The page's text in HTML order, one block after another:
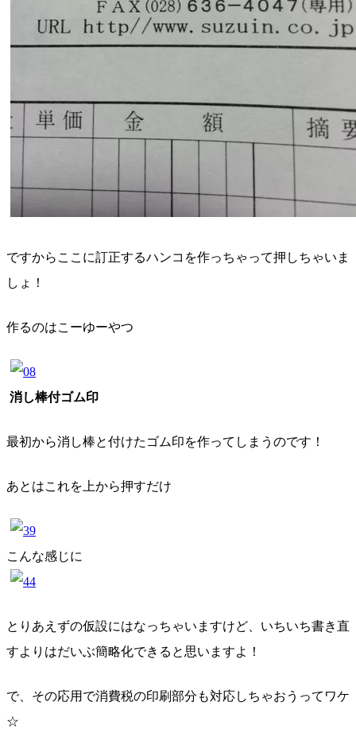
ですからここに訂正するハンコを作っちゃって押しちゃいま
しょ！
作るのはこーゆーやつ
消し棒付ゴム印
最初から消し棒と付けたゴム印を作ってしまうのです！
あとはこれを上から押すだけ
こんな感じに
とりあえずの仮設にはなっちゃいますけど、いちいち書き直
すよりはだいぶ簡略化できると思いますよ！
で、その応用で消費税の印刷部分も対応しちゃおうってワケ
☆